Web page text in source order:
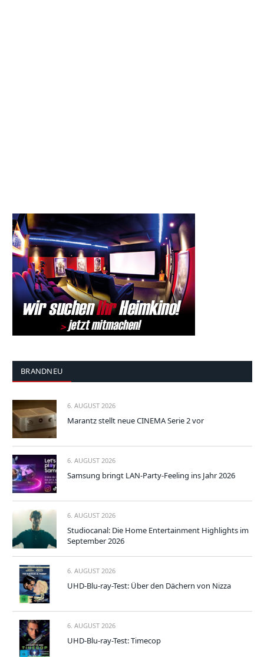
BRANDNEU
6. AUGUST 2026
Marantz stellt neue CINEMA Serie 2 vor
6. AUGUST 2026
Samsung bringt LAN-Party-Feeling ins Jahr 2026
6. AUGUST 2026
Studiocanal: Die Home Entertainment Highlights im
September 2026
6. AUGUST 2026
UHD-Blu-ray-Test: Über den Dächern von Nizza
6. AUGUST 2026
UHD-Blu-ray-Test: Timecop